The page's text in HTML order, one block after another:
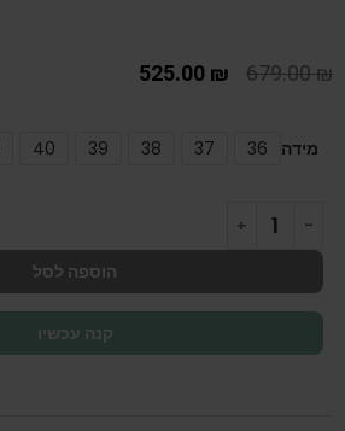
679.00₪
525.00 ₪
מידה 36
37
38
39
40
הוספה לסל
קנה עכשיו